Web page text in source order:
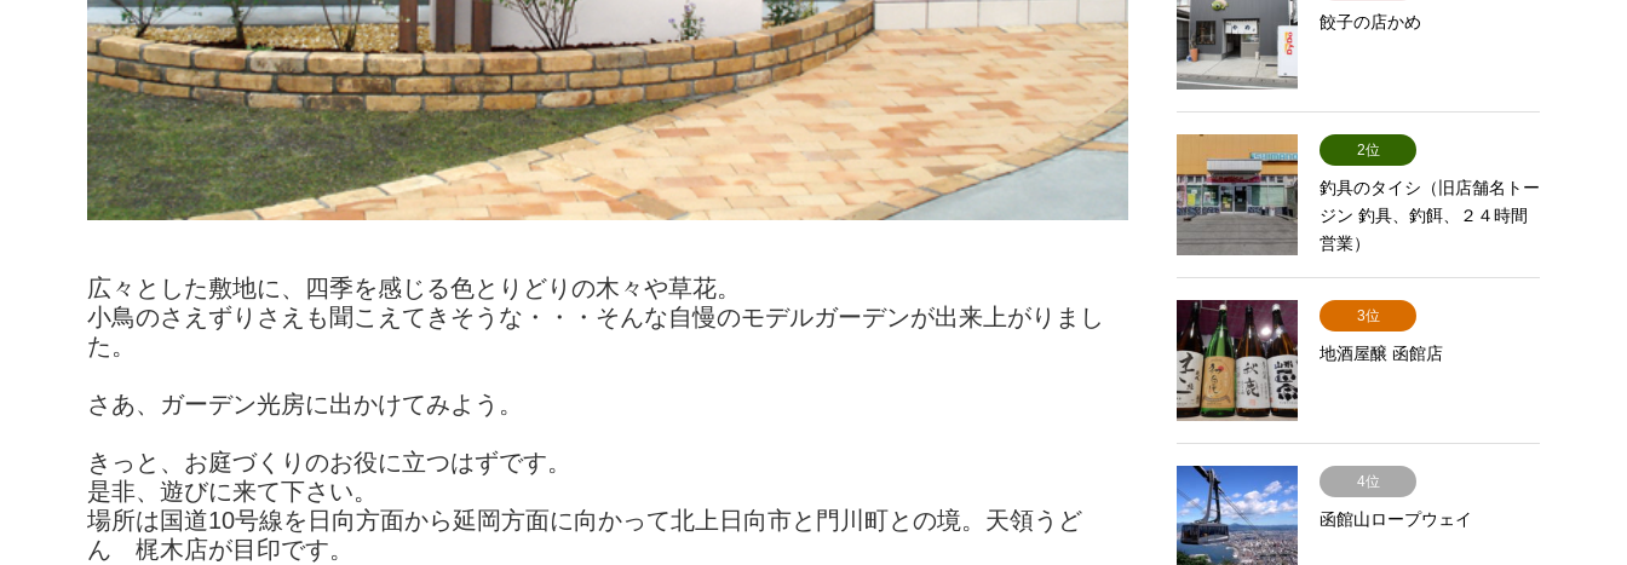
広々とした敷地に、四季を感じる色とりどりの木々や草花。
小鳥のさえずりさえも聞こえてきそうな・・・そんな自慢のモデルガーデンが出来上がりまし
た。
さあ、ガーデン光房に出かけてみよう。
きっと、お庭づくりのお役に立つはずです。
是非、遊びに来て下さい。
場所は国道10号線を日向方面から延岡方面に向かって北上日向市と門川町との境。天領うど
ん 梶木店が目印です。
餃子の店かめ
2位
釣具のタイシ（旧店舗名トー
ジン 釣具、釣餌、２４時間
営業）
3位
地酒屋醸 函館店
4位
函館山ロープウェイ